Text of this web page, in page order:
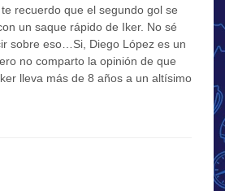
recuerdo que el segundo gol se
un saque rápido de Iker. No sé
sobre eso…Si, Diego López es un
no comparto la opinión de que
lleva más de 8 años a un altísimo